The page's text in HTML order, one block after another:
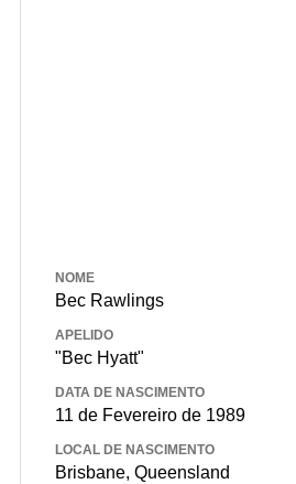
NOME
Bec Rawlings
APELIDO
"Bec Hyatt"
DATA DE NASCIMENTO
11 de Fevereiro de 1989
LOCAL DE NASCIMENTO
Brisbane, Queensland